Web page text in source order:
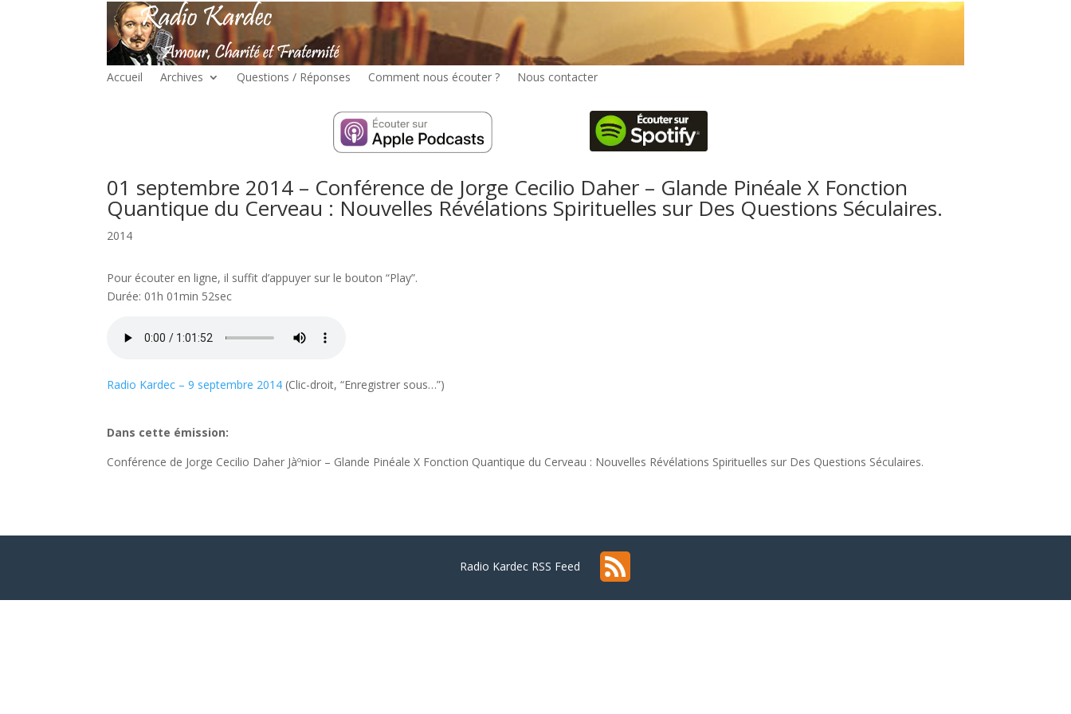
Accueil Archives Questions / Réponses Comment nous écouter ? Nous contacter
01 septembre 2014 – Conférence de Jorge Cecilio Daher – Glande Pinéale X Fonction
Quantique du Cerveau : Nouvelles Révélations Spirituelles sur Des Questions Séculaires.
2014
Pour écouter en ligne, il suffit d’appuyer sur le bouton “Play”.
Durée: 01h 01min 52sec
Radio Kardec – 9 septembre 2014 (Clic-droit, “Enregistrer sous…”)
Dans cette émission:
Conférence de Jorge Cecilio Daher Jàºnior – Glande Pinéale X Fonction Quantique du Cerveau : Nouvelles Révélations Spirituelles sur Des Questions Séculaires.
Radio Kardec RSS Feed